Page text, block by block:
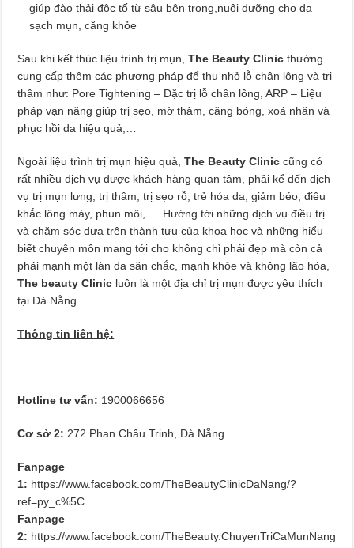
giúp đào thải độc tố từ sâu bên trong,nuôi dưỡng cho da
sạch mụn, căng khỏe
Sau khi kết thúc liệu trình trị mụn,The Beauty Clinic thường
cung cấp thêm các phương pháp để thu nhỏ lỗ chân lông và trị
thâm như: Pore Tightening – Đặc trị lỗ chân lông, ARP – Liệu
pháp vạn năng giúp trị sẹo, mờ thâm, căng bóng, xoá nhăn và
phục hồi da hiệu quả,…
Ngoài liệu trình trị mụn hiệu quả,The Beauty Clinic cũng có
rất nhiều dịch vụ được khách hàng quan tâm, phải kể đến dịch
vụ trị mụn lưng, trị thâm, trị sẹo rỗ, trẻ hóa da, giảm béo, điêu
khắc lông mày, phun môi, … Hướng tới những dịch vụ điều trị
và chăm sóc dựa trên thành tựu của khoa học và những hiểu
biết chuyên môn mang tới cho không chỉ phái đẹp mà còn cả
phái mạnh một làn da săn chắc, mạnh khỏe và không lão hóa,
The beauty Clinic luôn là một địa chỉ trị mụn được yêu thích
tại Đà Nẵng.
Thông tin liên hệ:
Hotline tư vấn: 1900066656
Cơ sở 2: 272 Phan Châu Trinh, Đà Nẵng
Fanpage
1: https://www.facebook.com/TheBeautyClinicDaNang/?
ref=py_c%5C
Fanpage
2: https://www.facebook.com/TheBeauty.ChuyenTriCaMunNang